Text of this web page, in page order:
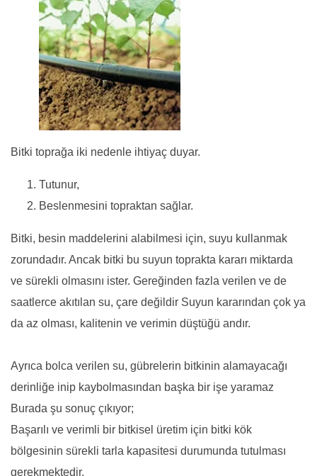
Bitki toprağa iki nedenle ihtiyaç duyar.
Tutunur,
Beslenmesini topraktan sağlar.
Bitki, besin maddelerini alabilmesi için, suyu kullanmak
zorundadır. Ancak bitki bu suyun toprakta kararı miktarda
ve sürekli olmasını ister. Gereğinden fazla verilen ve de
saatlerce akıtılan su, çare değildir Suyun kararından çok ya
da az olması, kalitenin ve verimin düştüğü andır.
Ayrıca bolca verilen su, gübrelerin bitkinin alamayacağı
derinliğe inip kaybolmasından başka bir işe yaramaz
Burada şu sonuç çıkıyor;
Başarılı ve verimli bir bitkisel üretim için bitki kök
bölgesinin sürekli tarla kapasitesi durumunda tutulması
gerekmektedir.